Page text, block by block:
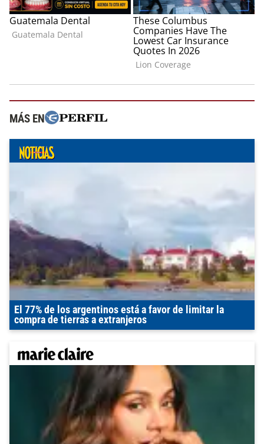
MÁS EN
El 77% de los argentinos está a favor de limitar la
compra de tierras a extranjeros